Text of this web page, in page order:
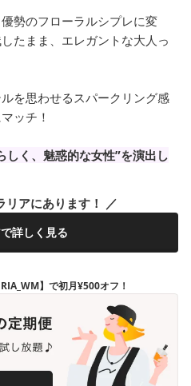
勢のフローラルシプレに変
たまま、エレガントな大人っ
を思わせるスパークリング感
ッチ！
しく、魅惑的な女性”を演出し
リアにあります！ ／
詳しく見る
】で初月¥500オフ！